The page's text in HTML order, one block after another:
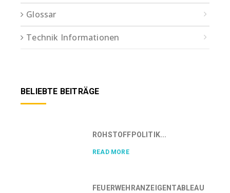
Glossar
Technik Informationen
BELIEBTE BEITRÄGE
ROHSTOFFPOLITIK...
READ MORE
FEUERWEHRANZEIGENTABLEAU